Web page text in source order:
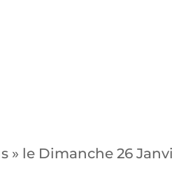
le Dimanche 26